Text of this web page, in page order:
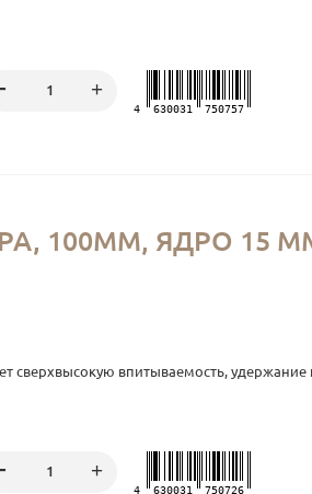
4 630031 750757
100ММ, ЯДРО 15
сверхвысокую впитываемость,
4 630031 750726